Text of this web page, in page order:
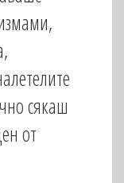
сякаш
от